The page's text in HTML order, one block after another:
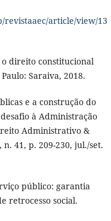
article/view/13
o direito constitucional
Saraiva, 2018.
e a construção do
à Administração
Administrativo &
41, p. 209-230, jul./set.
público: garantia
retrocesso social.